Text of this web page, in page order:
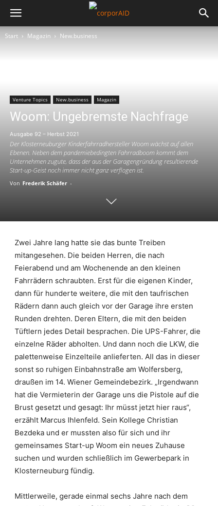
Start Magazin New.business
Venture Topics New.business Magazin
Woom: Ungebremste Nachfrage
Ausgabe 92 – Herbst 2021
Der Klosterneuburger Kinderfahrradhersteller Woom wächst auf allen
Ebenen. Neben dem pandemiebedingten Fahrradboom kommt dem
Unternehmen zugute, dass der aus der Garagengründung resultierende
Start-up-Geist noch immer nicht ganz verflogen ist.
Von Frederik Schäfer -
Zwei Jahre lang hatte sie das bunte Treiben
mitangesehen. Die beiden Herren, die nach
Feierabend und am Wochenende an den kleinen
Fahrrädern schraubten. Erst für die eigenen Kinder,
dann für hunderte weitere, die mit den taufrischen
Rädern dann auch gleich vor der Garage ihre ersten
Runden drehten. Deren Eltern, die mit den beiden
Tüftlern jedes Detail besprachen. Die UPS-Fahrer, die
einzelne Räder abholten. Und dann noch die LKW, die
palettenweise Einzelteile anlieferten. All das in dieser
sonst so ruhigen Einbahnstraße am Wolfersberg,
draußen im 14. Wiener Gemeindebezirk. „Irgendwann
hat die Vermieterin der Garage uns die Pistole auf die
Brust gesetzt und gesagt: Ihr müsst jetzt hier raus“,
erzählt Marcus Ihlenfeld. Sein Kollege Christian
Bezdeka und er mussten also für sich und ihr
gemeinsames Start-up Woom ein neues Zuhause
suchen und wurden schließlich im Gewerbepark in
Klosterneuburg fündig.
Mittlerweile, gerade einmal sechs Jahre nach dem